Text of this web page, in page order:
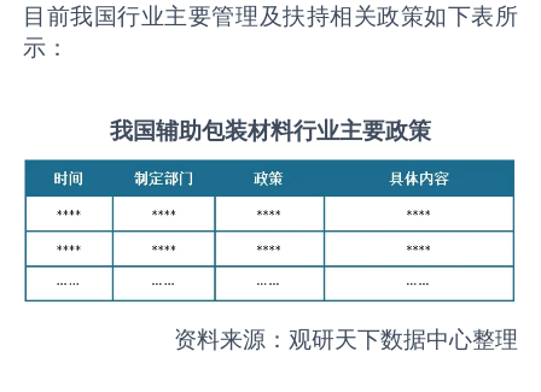
目前我国行业主要管理及扶持相关政策如下表所
示：
我国辅助包装材料行业主要政策
资料来源：观研天下数据中心整理